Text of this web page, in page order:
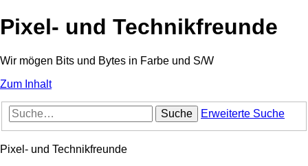
Pixel- und Technikfreunde
Wir mögen Bits und Bytes in Farbe und S/W
Zum Inhalt
Suche Erweiterte Suche
Pixel- und Technikfreunde